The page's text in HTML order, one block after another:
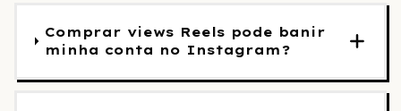
Comprar views Reels pode banir
minha conta no Instagram?